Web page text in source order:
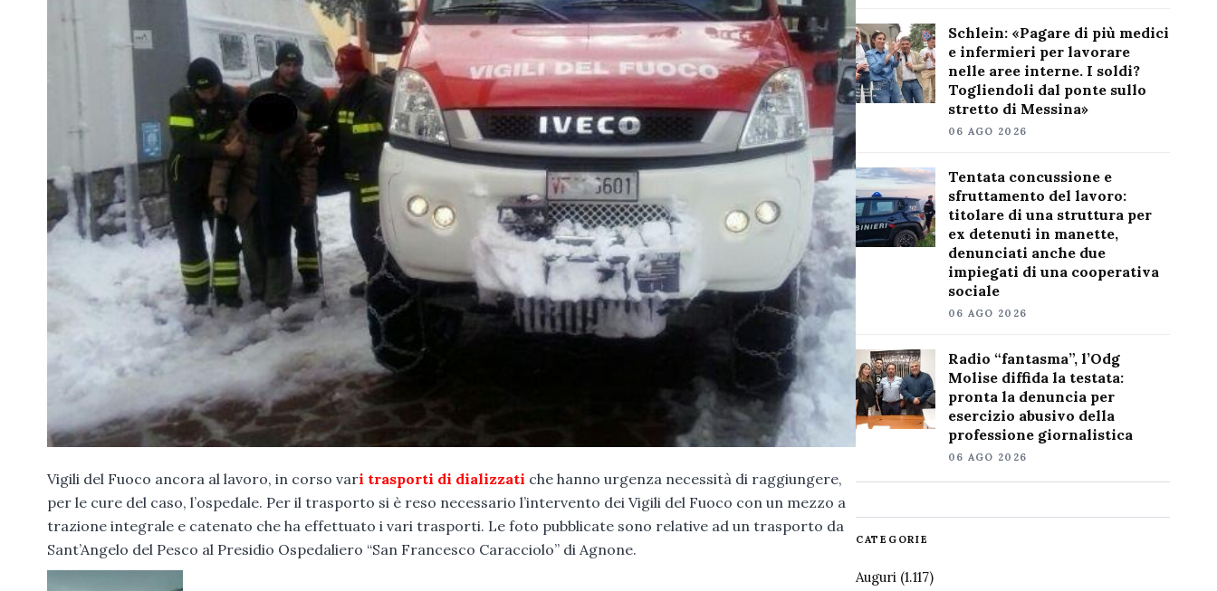
Vigili del Fuoco ancora al lavoro, in corso vari trasporti di dializzati che hanno urgenza necessità di raggiungere,
per le cure del caso, l’ospedale. Per il trasporto si è reso necessario l’intervento dei Vigili del Fuoco con un mezzo a
trazione integrale e catenato che ha effettuato i vari trasporti. Le foto pubblicate sono relative ad un trasporto da
Sant’Angelo del Pesco al Presidio Ospedaliero “San Francesco Caracciolo” di Agnone.
Schlein: «Pagare di più medici
e infermieri per lavorare
nelle aree interne. I soldi?
Togliendoli dal ponte sullo
stretto di Messina»
06 AGO 2026
Tentata concussione e
sfruttamento del lavoro:
titolare di una struttura per
ex detenuti in manette,
denunciati anche due
impiegati di una cooperativa
sociale
06 AGO 2026
Radio “fantasma”, l’Odg
Molise diffida la testata:
pronta la denuncia per
esercizio abusivo della
professione giornalistica
06 AGO 2026
CATEGORIE
Auguri(1.117)